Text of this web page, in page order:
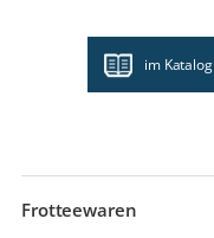
im Katalog
Frotteewaren